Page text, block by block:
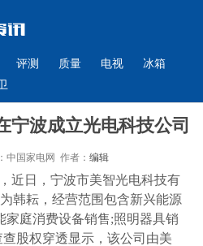
评测 质量 电视
冰箱
宁波成立光电科技公司
中国家电网 作者： 编辑
日，宁波市美智光电科技有
韩耘，经营范围包含新兴能源
家庭消费设备销售;照明器具销
股权穿透显示，该公司由美